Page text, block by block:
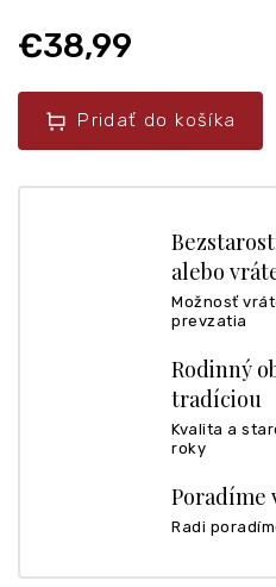
€38,99
Pridať do košíka
alebo
Možnosť
prevzatia
Rodinný
tradíciou
Kvalita a
roky
Poradíme
Radi